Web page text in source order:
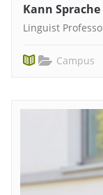
Kann
Linguist
Campus